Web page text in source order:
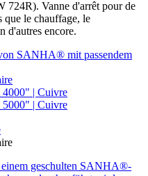
724R). Vanne d'arrêt pour de
que le chauffage, le
d'autres encore.
4000" | Cuivre
5000" | Cuivre